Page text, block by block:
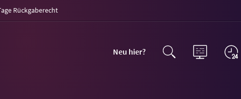
Rückgaberecht
Neu hier?